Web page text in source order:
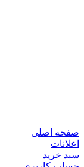
صفحه اصلی
اعلانات
سبد خرید